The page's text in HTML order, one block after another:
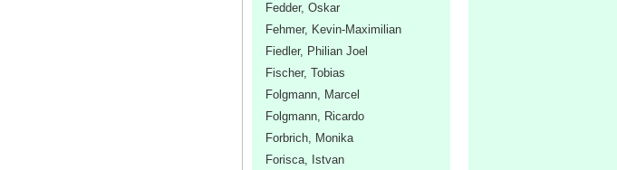
Fedder, Oskar
Fehmer, Kevin-Maximilian
Fiedler, Philian Joel
Fischer, Tobias
Folgmann, Marcel
Folgmann, Ricardo
Forbrich, Monika
Forisca, Istvan